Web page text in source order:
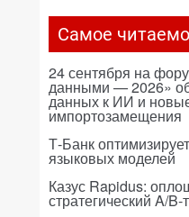
Самое
24 сентября на
данными — 2026»
данных к ИИ и
импортозамещения
Т-Банк
языковых моделей
Казус Rapidus:
стратегический A/B-